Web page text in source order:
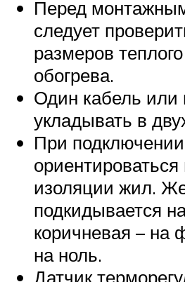
Перед
следует
размеров
обогрева.
Один кабель или
укладывать в
При
ориентироваться
изоляции жил.
подкидывается
коричневая – на
на ноль.
Датчик